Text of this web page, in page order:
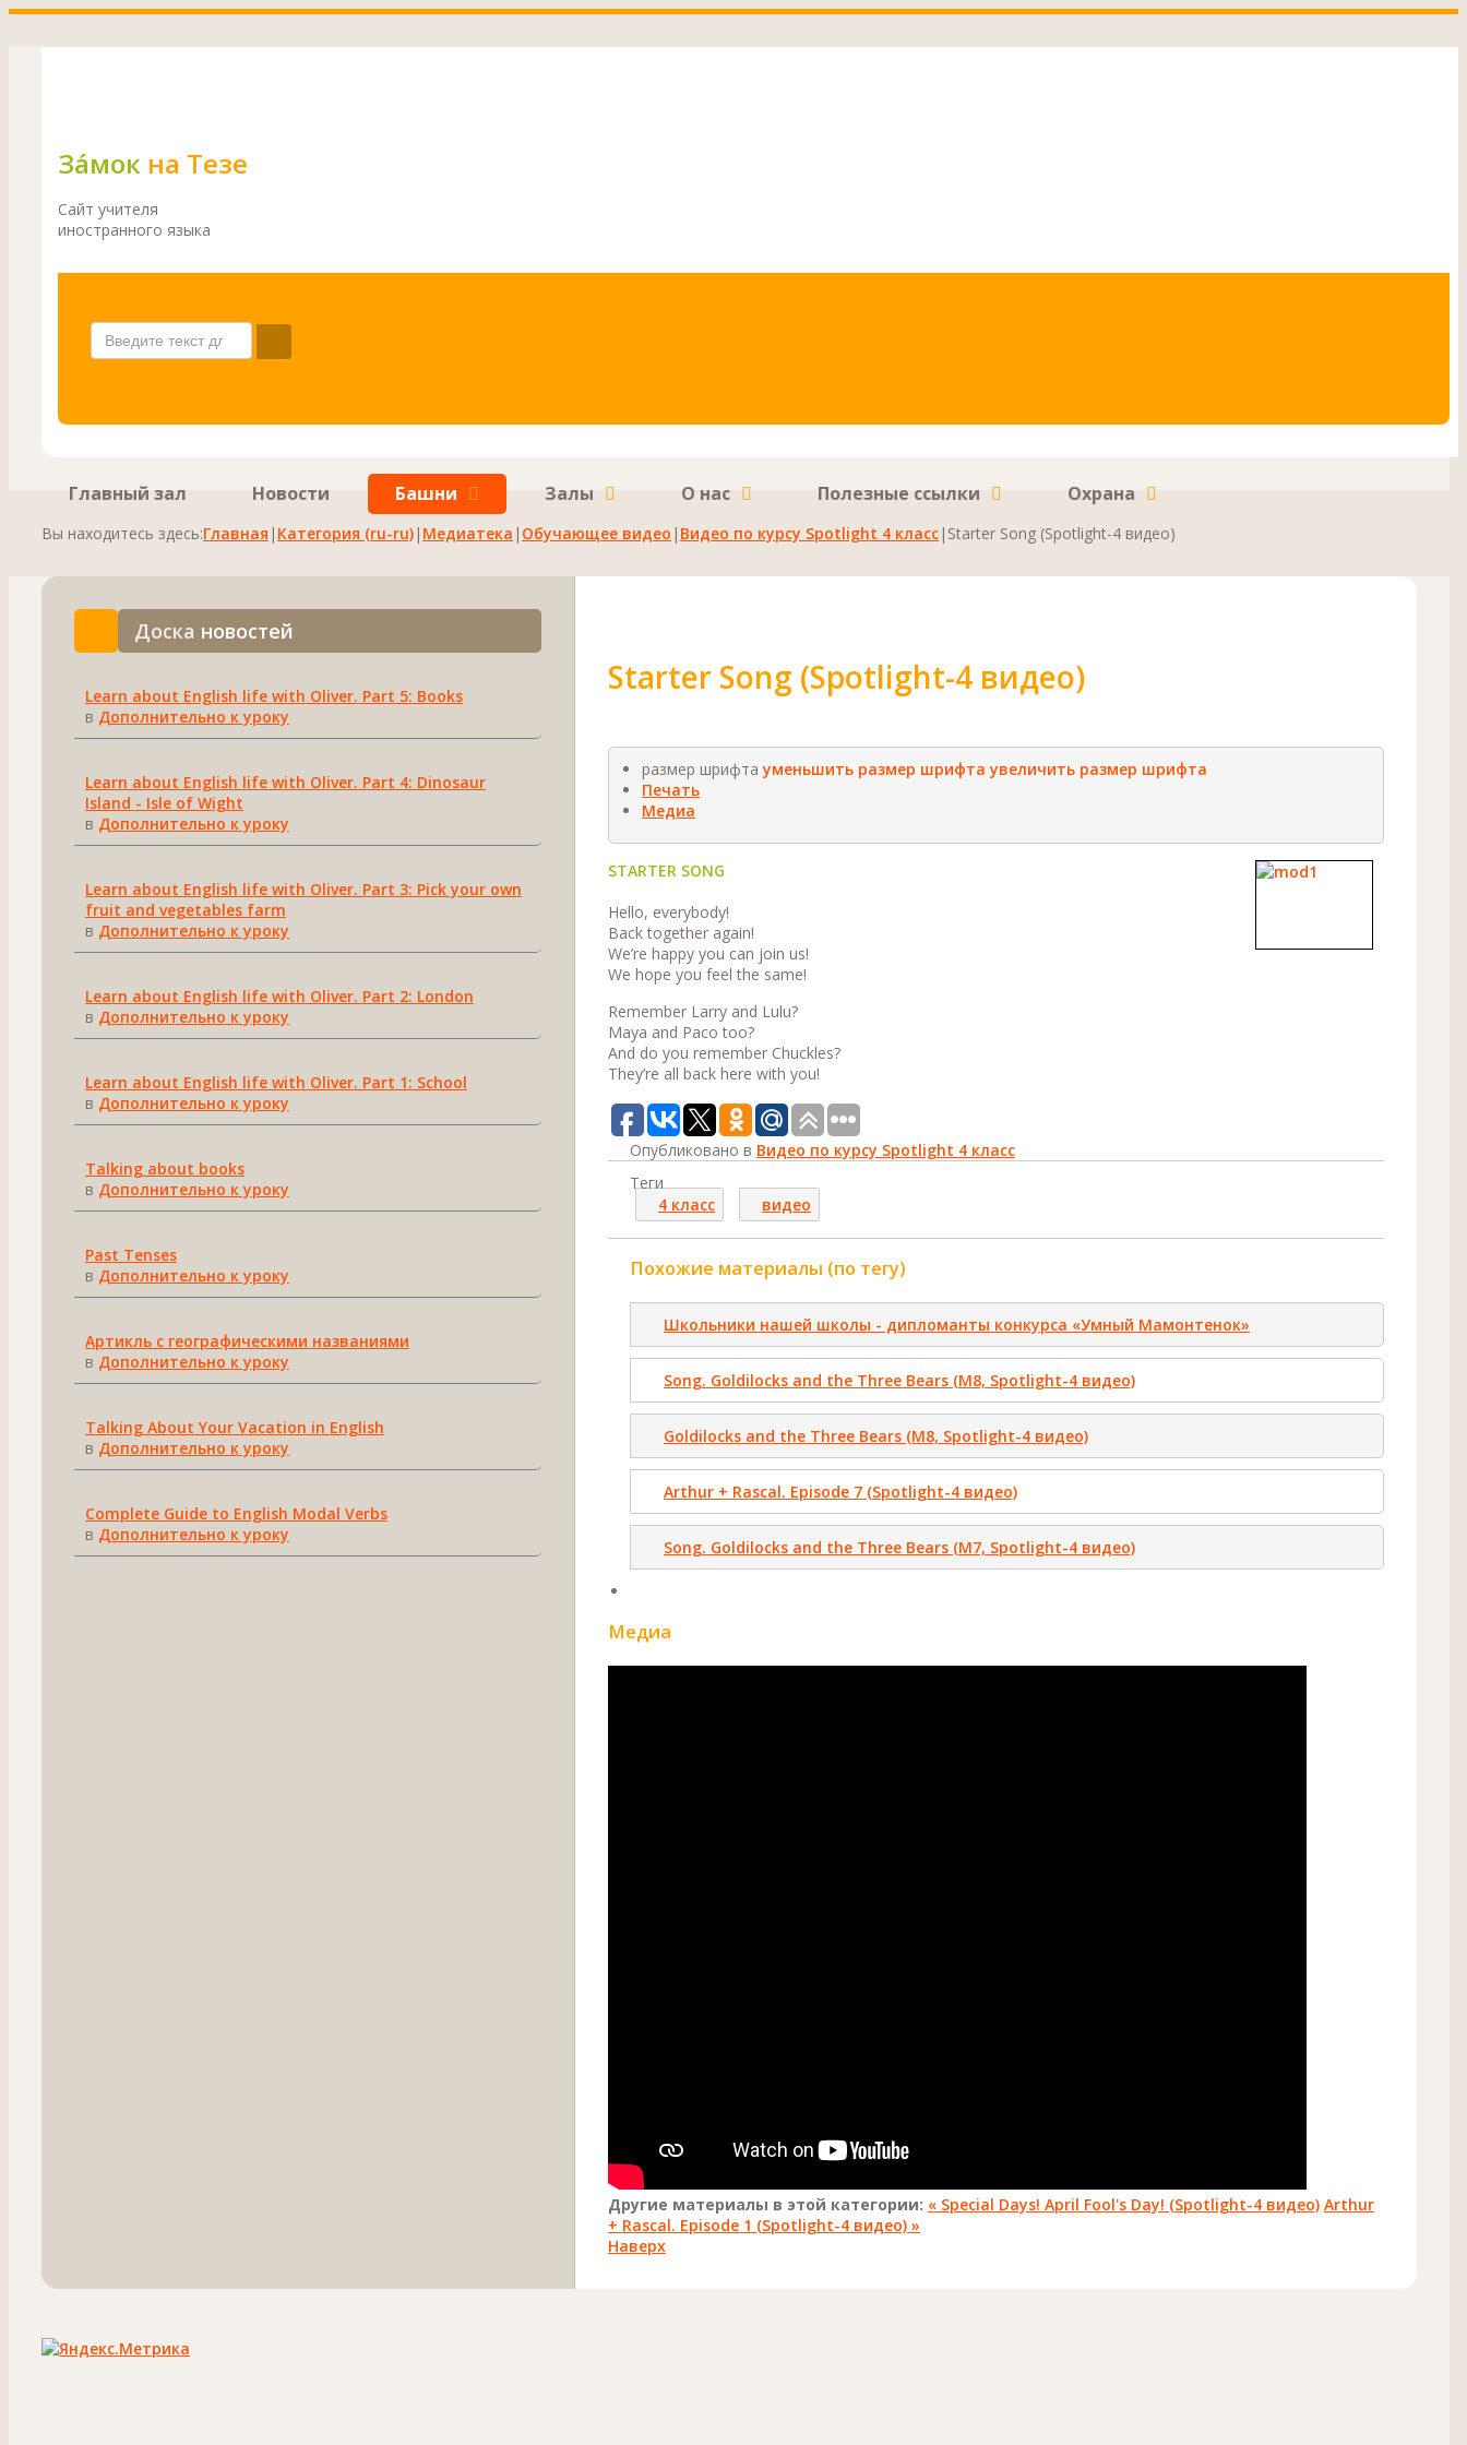
Зáмок на Тезе
Сайт учителя
иностранного языка
Главный зал Новости Башни Залы О нас Полезные ссылки Охрана
Вы находитесь здесь:Главная | Категория (ru-ru) | Медиатека | Обучающее видео | Видео по курсу Spotlight 4 класс | Starter Song (Spotlight-4 видео)
Доска новостей
Learn about English life with Oliver. Part 5: Books
в Дополнительно к уроку
Learn about English life with Oliver. Part 4: Dinosaur
Island - Isle of Wight
в Дополнительно к уроку
Learn about English life with Oliver. Part 3: Pick your own
fruit and vegetables farm
в Дополнительно к уроку
Learn about English life with Oliver. Part 2: London
в Дополнительно к уроку
Learn about English life with Oliver. Part 1: School
в Дополнительно к уроку
Talking about books
в Дополнительно к уроку
Past Tenses
в Дополнительно к уроку
Артикль с географическими названиями
в Дополнительно к уроку
Talking About Your Vacation in English
в Дополнительно к уроку
Complete Guide to English Modal Verbs
в Дополнительно к уроку
Starter Song (Spotlight-4 видео)
размер шрифта уменьшить размер шрифта увеличить размер шрифта
Печать
Медиа
STARTER SONG
Hello, everybody!
Back together again!
We’re happy you can join us!
We hope you feel the same!
Remember Larry and Lulu?
Maya and Paco too?
And do you remember Chuckles?
They’re all back here with you!
Опубликовано в Видео по курсу Spotlight 4 класс
Теги
4 класс
видео
Похожие материалы (по тегу)
Школьники нашей школы - дипломанты конкурса «Умный Мамонтенок»
Song. Goldilocks and the Three Bears (M8, Spotlight-4 видео)
Goldilocks and the Three Bears (M8, Spotlight-4 видео)
Arthur + Rascal. Episode 7 (Spotlight-4 видео)
Song. Goldilocks and the Three Bears (M7, Spotlight-4 видео)
Медиа
Другие материалы в этой категории: « Special Days! April Fool's Day! (Spotlight-4 видео) Arthur
+ Rascal. Episode 1 (Spotlight-4 видео) »
Наверх